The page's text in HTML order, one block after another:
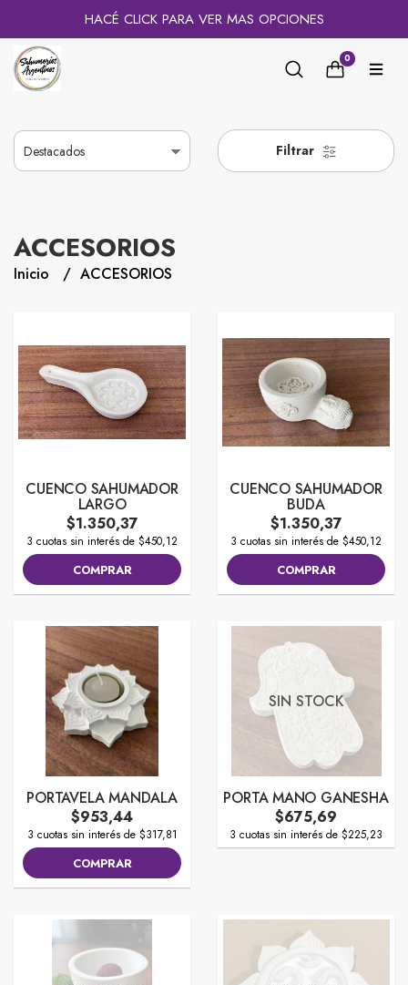
HACÉ CLICK PARA VER MAS OPCIONES
0
Filtrar
ACCESORIOS
Inicio ACCESORIOS
CUENCO SAHUMADOR
LARGO
$1.350,37
3 cuotas sin interés de $450,12
COMPRAR
CUENCO SAHUMADOR
BUDA
$1.350,37
3 cuotas sin interés de $450,12
COMPRAR
PORTAVELA MANDALA
$953,44
3 cuotas sin interés de $317,81
COMPRAR
SIN STOCK
PORTA MANO GANESHA
$675,69
3 cuotas sin interés de $225,23